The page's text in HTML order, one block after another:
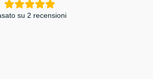
su 2 recensioni